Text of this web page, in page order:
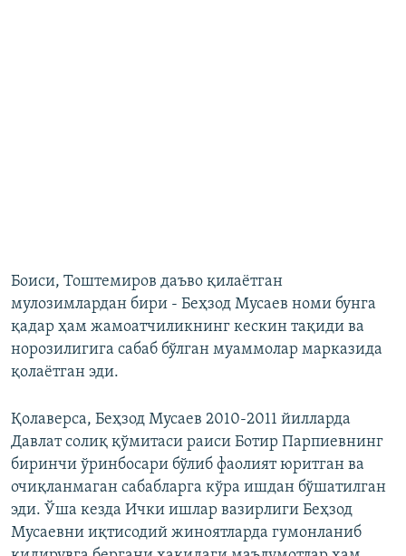
Боиси, Тоштемиров даъво қилаётган
мулозимлардан бири - Беҳзод Мусаев номи бунга
қадар ҳам жамоатчиликнинг кескин тақиди ва
норозилигига сабаб бўлган муаммолар марказида
қолаётган эди.
Қолаверса, Беҳзод Мусаев 2010-2011 йилларда
Давлат солиқ қўмитаси раиси Ботир Парпиевнинг
биринчи ўринбосари бўлиб фаолият юритган ва
очиқланмаган сабабларга кўра ишдан бўшатилган
эди. Ўша кезда Ички ишлар вазирлиги Беҳзод
Мусаевни иқтисодий жиноятларда гумонланиб